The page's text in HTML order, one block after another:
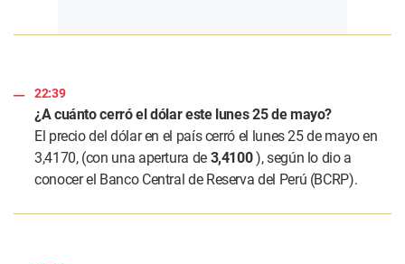
22:39
¿A cuánto cerró el dólar este lunes 25 de mayo?
El precio del dólar en el país cerró el lunes 25 de mayo en
3,4170, (con una apertura de 3,4100), según lo dio a
conocer el Banco Central de Reserva del Perú (BCRP).